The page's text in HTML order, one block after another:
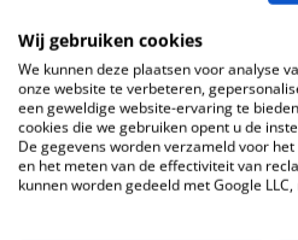
€ 25,08
Details
Nog 8 op voorraad!
Wij gebruiken cookies
We kunnen deze plaatsen voor analyse
onze website te verbeteren,
een geweldige website-ervaring te
cookies die we gebruiken opent u de
De gegevens worden verzameld voor
en het meten van de effectiviteit van
kunnen worden gedeeld met Google